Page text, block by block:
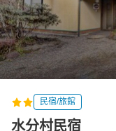
民宿/旅館
水分村民宿